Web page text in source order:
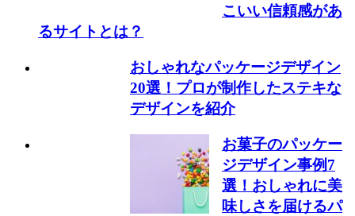
こいい信頼感があ
るサイトとは？
おしゃれなパッケージデザイン
20選！プロが制作したステキな
デザインを紹介
お菓子のパッケー
ジデザイン事例7
選！おしゃれに美
味しさを届けるパ